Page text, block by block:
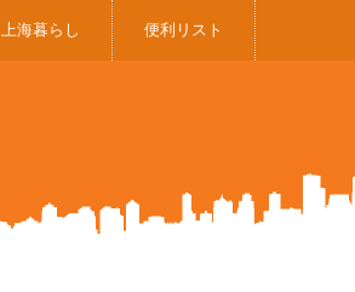
上海暮らし 便利リスト